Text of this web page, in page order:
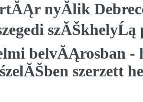
nyĂ­lik
belvĂĄrosban -
szerzett